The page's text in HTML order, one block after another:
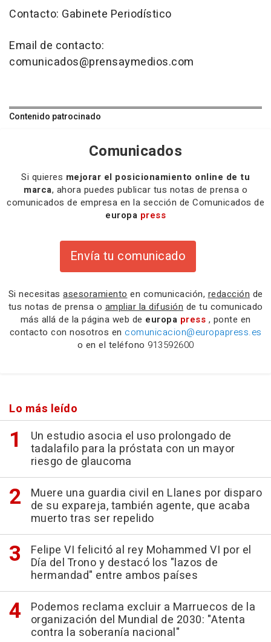
Contacto: Gabinete Periodístico
Email de contacto:
comunicados@prensaymedios.com
Contenido patrocinado
Comunicados
Si quieres mejorar el posicionamiento online de tu
marca, ahora puedes publicar tus notas de prensa o
comunicados de empresa en la sección de Comunicados de
europa press
Envía tu comunicado
Si necesitas asesoramiento en comunicación, redacción de
tus notas de prensa o ampliar la difusión de tu comunicado
más allá de la página web de europa press , ponte en
contacto con nosotros en comunicacion@europapress.es
o en el teléfono 913592600
Lo más leído
Un estudio asocia el uso prolongado de
tadalafilo para la próstata con un mayor
riesgo de glaucoma
Muere una guardia civil en Llanes por disparo
de su expareja, también agente, que acaba
muerto tras ser repelido
Felipe VI felicitó al rey Mohammed VI por el
Día del Trono y destacó los "lazos de
hermandad" entre ambos países
Podemos reclama excluir a Marruecos de la
organización del Mundial de 2030: "Atenta
contra la soberanía nacional"